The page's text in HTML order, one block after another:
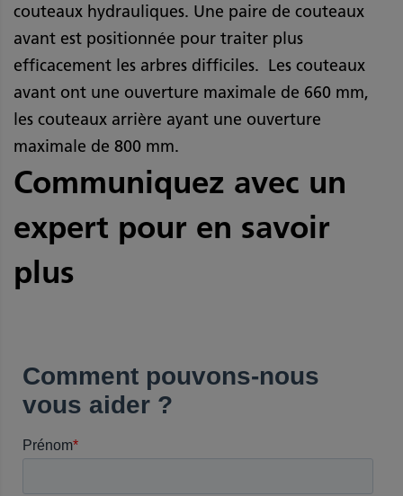
couteaux hydrauliques. Une paire de couteaux
avant est positionnée pour traiter plus
efficacement les arbres difficiles. Les couteaux
avant ont une ouverture maximale de 660 mm,
les couteaux arrière ayant une ouverture
maximale de 800 mm.
Communiquez avec un
expert pour en savoir
plus